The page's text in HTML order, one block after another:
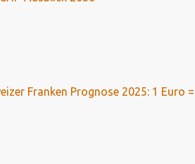
Franken Prognose 2025: 1 Euro =